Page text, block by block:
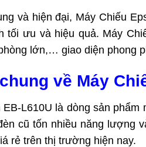
và hiện đại, Máy Chiếu
tối ưu và hiệu quả. Máy
lớn,… giao diện phong
về Máy
EB-L610U là dòng sản
cũ tốn nhiều năng lượng
rẻ trên thị trường hiện nay.